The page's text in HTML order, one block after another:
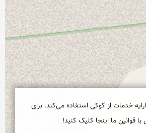
خدمات از کوکی استفاده می‌کند. برای
با قوانین ما اینجا کلیک کنید!